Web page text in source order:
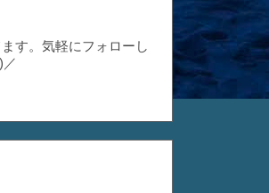
す。気軽にフォローし